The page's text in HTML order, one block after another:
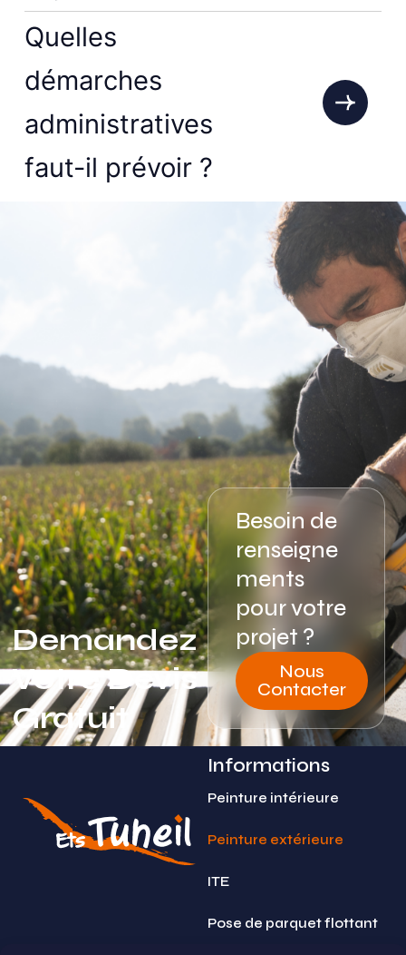
Quelles
démarches
administratives
faut-il prévoir ?
Demandez
Votre Devis
Gratuit
Besoin de
renseigne
ments
pour votre
projet ?
Nous
Contacter
Informations
Peinture intérieure
Peinture extérieure
ITE
Pose de parquet flottant